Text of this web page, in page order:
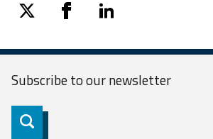
twitter facebooklinkedin
Subscribe to ournewsletter
Subscribe